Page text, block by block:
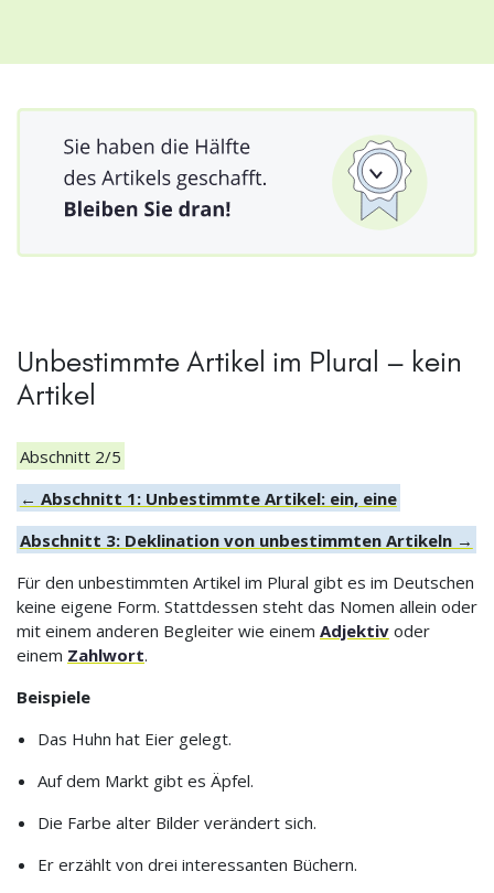
Unbestimmte Artikel im Plural – kein
Artikel
Abschnitt 2/5
← Abschnitt 1: Unbestimmte Artikel: ein, eine
Abschnitt 3: Deklination von unbestimmten Artikeln →
Für den unbestimmten Artikel im Plural gibt es im Deutschen
keine eigene Form. Stattdessen steht das Nomen allein oder
mit einem anderen Begleiter wie einem Adjektiv oder
einem Zahlwort.
Beispiele
Das Huhn hat Eier gelegt.
Auf dem Markt gibt es Äpfel.
Die Farbe alter Bilder verändert sich.
Er erzählt von drei interessanten Büchern.